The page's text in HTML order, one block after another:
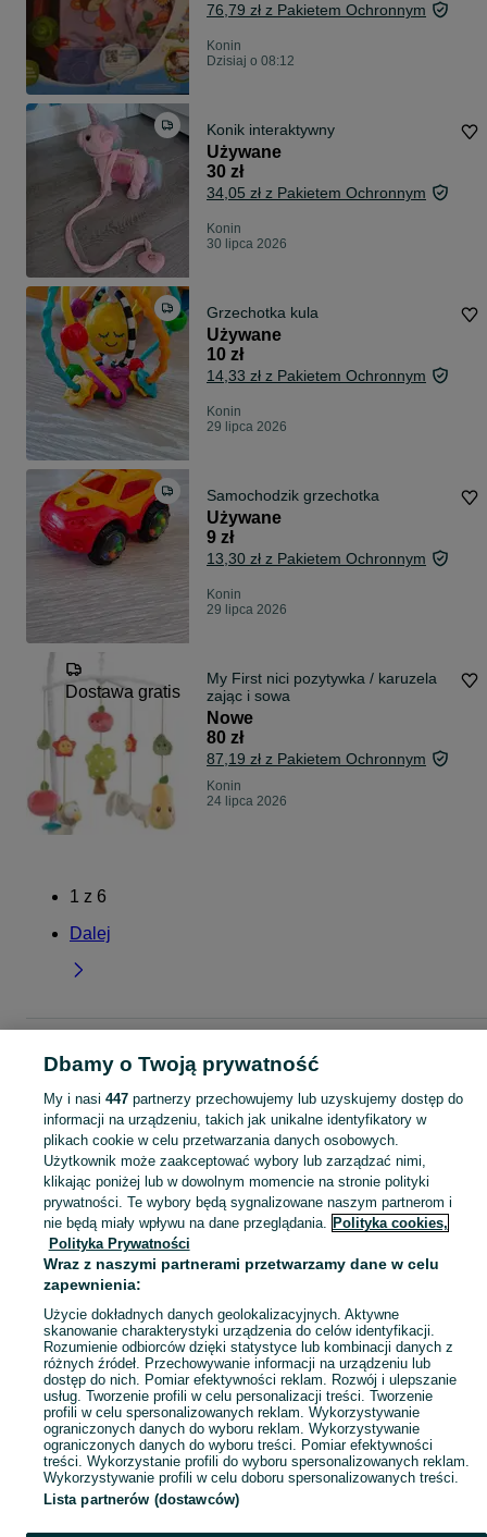
76,79 zł z Pakietem Ochronnym
Konin
Dzisiaj o 08:12
Konik interaktywny
Używane
30 zł
34,05 zł z Pakietem Ochronnym
Konin
30 lipca 2026
Grzechotka kula
Używane
10 zł
14,33 zł z Pakietem Ochronnym
Konin
29 lipca 2026
Samochodzik grzechotka
Używane
9 zł
13,30 zł z Pakietem Ochronnym
Konin
29 lipca 2026
Dostawa gratis
My First nici pozytywka / karuzela
zając i sowa
Nowe
80 zł
87,19 zł z Pakietem Ochronnym
Konin
24 lipca 2026
1 z 6
Dalej
niemowląt - Wielkopolskie
Zabawki dla niemowląt - Konin
KATEGORIA
domek ogrodowy dla dzieci,basen z kulkami,zabawki ogrodowe,zabawki
Zobacz
Mapa kategorii
Mapa miejscowości
Mapa ministron
Popularne wyszukiwania
Dbamy o Twoją prywatność
My i nasi 447partnerzy przechowujemy lub uzyskujemy dostęp do
informacji na urządzeniu, takich jak unikalne identyfikatory w
plikach cookie w celu przetwarzania danych osobowych.
Użytkownik może zaakceptować wybory lub zarządzać nimi,
klikając poniżej lub w dowolnym momencie na stronie polityki
prywatności. Te wybory będą sygnalizowane naszym partnerom i
nie będą miały wpływu na dane przeglądania. Polityka cookies,
Polityka Prywatności
Wraz z naszymi partnerami przetwarzamy dane w celu
zapewnienia:
Użycie dokładnych danych geolokalizacyjnych. Aktywne
skanowanie charakterystyki urządzenia do celów identyfikacji.
Rozumienie odbiorców dzięki statystyce lub kombinacji danych z
różnych źródeł. Przechowywanie informacji na urządzeniu lub
dostęp do nich. Pomiar efektywności reklam. Rozwój i ulepszanie
usług. Tworzenie profili w celu personalizacji treści. Tworzenie
profili w celu spersonalizowanych reklam. Wykorzystywanie
ograniczonych danych do wyboru reklam. Wykorzystywanie
ograniczonych danych do wyboru treści. Pomiar efektywności
treści. Wykorzystanie profili do wyboru spersonalizowanych reklam.
Wykorzystywanie profili w celu doboru spersonalizowanych treści.
Lista partnerów (dostawców)